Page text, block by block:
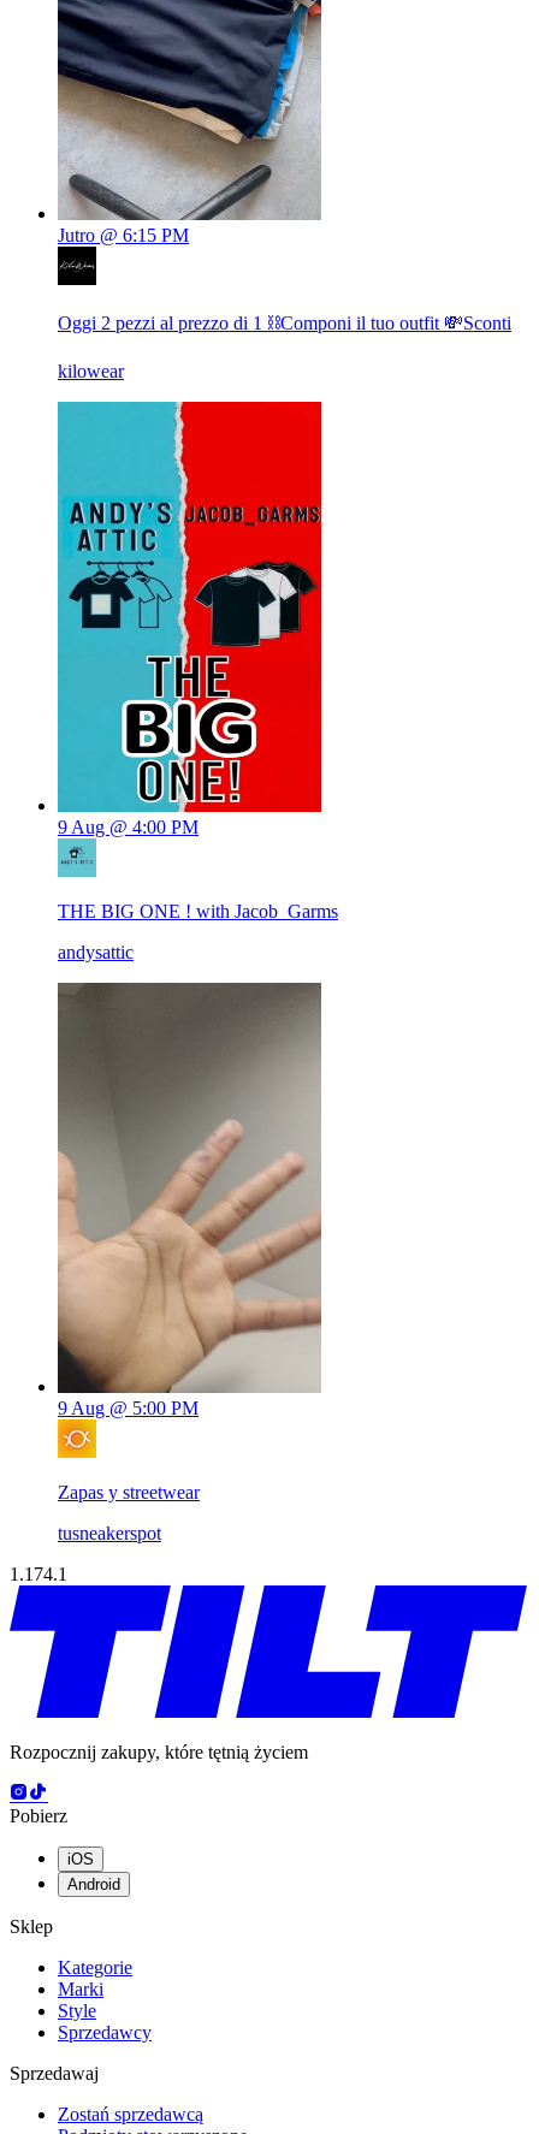
Jutro @ 6:15 PM
Oggi 2 pezzi al prezzo di 1 ⛓️Componi il tuo outfit 💸Sconti
kilowear
9 Aug @ 4:00 PM
THE BIG ONE ! with Jacob_Garms
andysattic
9 Aug @ 5:00 PM
Zapas y streetwear
tusneakerspot
1.174.1
Rozpocznij zakupy, które tętnią życiem
Pobierz
iOS
Android
Sklep
Kategorie
Marki
Style
Sprzedawcy
Sprzedawaj
Zostań sprzedawcą